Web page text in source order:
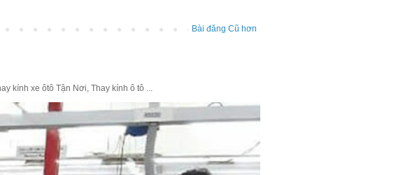
Bài đăng Cũ hơn
kính xe ôtô Tận Nơi, Thay kính ô tô ...